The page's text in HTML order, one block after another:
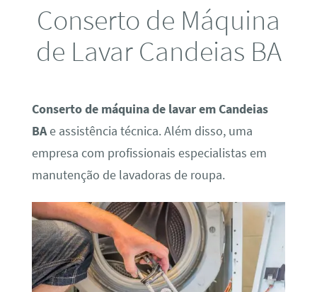
Conserto de Máquina
de Lavar Candeias BA
Conserto de máquina de lavar em Candeias
BAe assistência técnica. Além disso, uma
empresa com profissionais especialistas em
manutenção de lavadoras de roupa.